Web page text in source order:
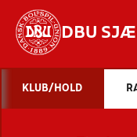
DBU
KLUB/HOLD